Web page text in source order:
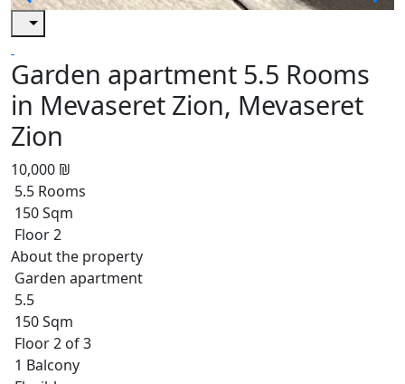
Garden apartment 5.5 Rooms
in Mevaseret Zion, Mevaseret
Zion
10,000 ₪
5.5 Rooms
150 Sqm
Floor 2
About the property
Garden apartment
5.5
150 Sqm
Floor 2 of 3
1 Balcony